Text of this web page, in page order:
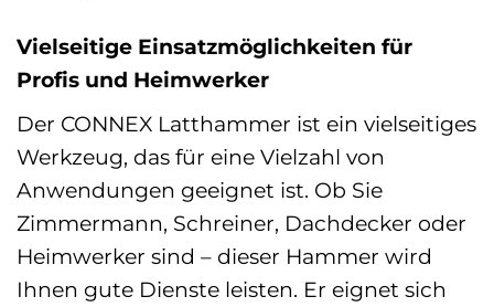
Vielseitige Einsatzmöglichkeiten für
Profis und Heimwerker
Der CONNEX Latthammer ist ein vielseitiges
Werkzeug, das für eine Vielzahl von
Anwendungen geeignet ist. Ob Sie
Zimmermann, Schreiner, Dachdecker oder
Heimwerker sind – dieser Hammer wird
Ihnen gute Dienste leisten. Er eignet sich